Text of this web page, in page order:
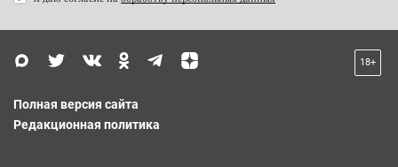
18+
Полная версия сайта
Редакционная политика